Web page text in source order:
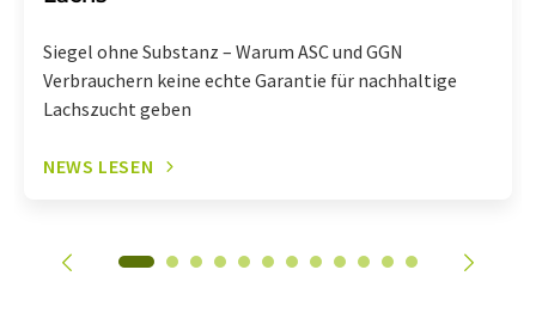
Siegel ohne Substanz – Warum ASC und GGN
Verbrauchern keine echte Garantie für nachhaltige
Lachszucht geben
NEWS LESEN